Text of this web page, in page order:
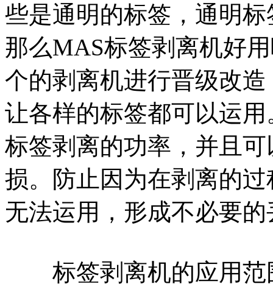
些是通明的标签，通明
那么MAS标签剥离机好
个的剥离机进行晋级改
让各样的标签都可以运
标签剥离的功率，并且
损。防止因为在剥离的
无法运用，形成不必要的
标签剥离机的应用范